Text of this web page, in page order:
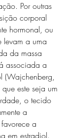
Por outras
corporal
hormonal, ou
levam a uma
da massa
associada a
(Wajchenberg,
este seja um
o tecido
a
a
em estradiol.